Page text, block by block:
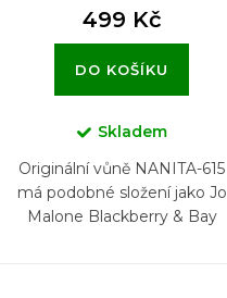
499 Kč
DO KOŠÍKU
Skladem
Originální vůně NANITA-615
má podobné složení jako Jo
Malone Blackberry & Bay